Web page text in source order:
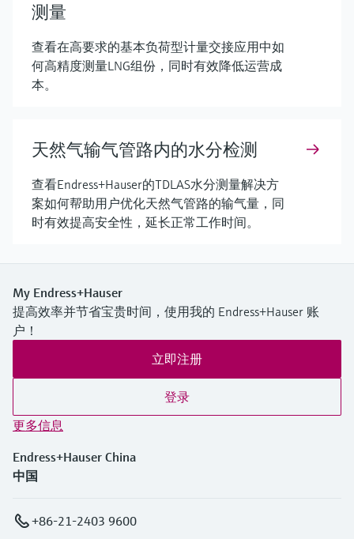
测量
查看在高要求的基本负荷型计量交接应用中如
何高精度测量LNG组份，同时有效降低运营成
本。
天然气输气管路内的水分检测
查看Endress+Hauser的TDLAS水分测量解决方
案如何帮助用户优化天然气管路的输气量，同
时有效提高安全性，延长正常工作时间。
My Endress+Hauser
提高效率并节省宝贵时间，使用我的 Endress+Hauser 账
户！
立即注册
登录
更多信息
Endress+Hauser China
中国
+86-21-2403 9600